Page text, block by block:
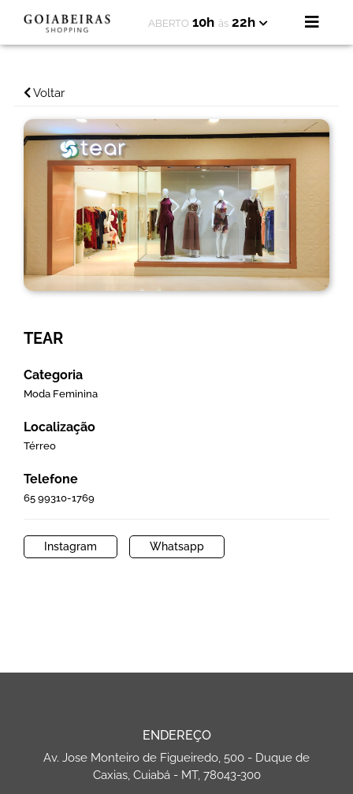
ABERTO 10h às 22h
Voltar
TEAR
Categoria
Moda Feminina
Localização
Térreo
Telefone
65 99310-1769
Instagram Whatsapp
ENDEREÇO
Av. Jose Monteiro de Figueiredo, 500 - Duque de
Caxias, Cuiabá - MT, 78043-300